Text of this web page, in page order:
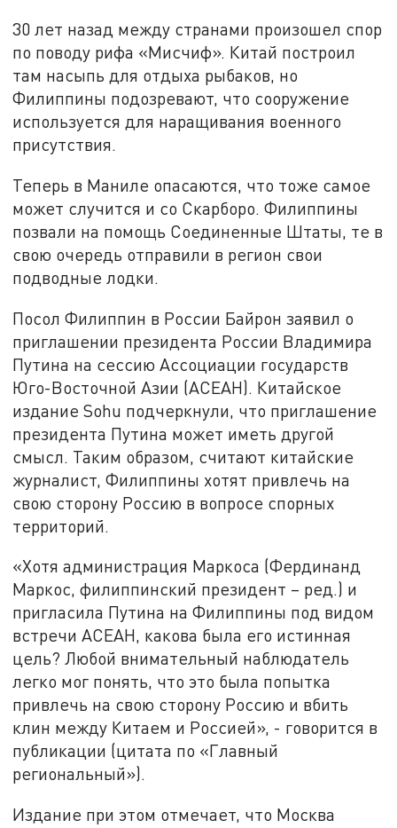
30 лет назад между странами произошел спор
по поводу рифа «Мисчиф». Китай построил
там насыпь для отдыха рыбаков, но
Филиппины подозревают, что сооружение
используется для наращивания военного
присутствия.
Теперь в Маниле опасаются, что тоже самое
может случится и со Скарборо. Филиппины
позвали на помощь Соединенные Штаты, те в
свою очередь отправили в регион свои
подводные лодки.
Посол Филиппин в России Байрон заявил о
приглашении президента России Владимира
Путина на сессию Ассоциации государств
Юго-Восточной Азии (АСЕАН). Китайское
издание Sohu подчеркнули, что приглашение
президента Путина может иметь другой
смысл. Таким образом, считают китайские
журналист, Филиппины хотят привлечь на
свою сторону Россию в вопросе спорных
территорий.
«Хотя администрация Маркоса (Фердинанд
Маркос, филиппинский президент – ред.) и
пригласила Путина на Филиппины под видом
встречи АСЕАН, какова была его истинная
цель? Любой внимательный наблюдатель
легко мог понять, что это была попытка
привлечь на свою сторону Россию и вбить
клин между Китаем и Россией», - говорится в
публикации (цитата по «Главный
региональный»).
Издание при этом отмечает, что Москва